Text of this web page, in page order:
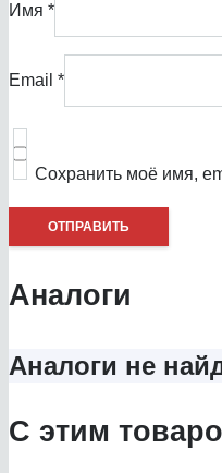
Имя *
Email *
Сохранить моё имя,
Аналоги
Аналоги не
С этим